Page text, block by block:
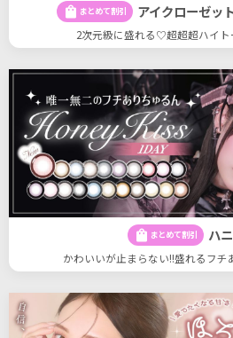
shopping_bag まとめて割引 アイクローゼッ
2次元級に盛れる♡超超超ハイト
shopping_bag まとめて割引 ハ
かわいいが止まらない!!盛れるフ